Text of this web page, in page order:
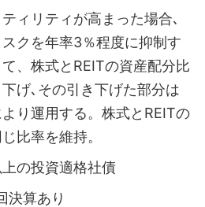
ィリティが高まった場合､
クを年率3％程度に抑制す
、株式とREITの資産配分比
げ､その引き下げた部分は
り運用する。株式とREITの
比率を維持。
の投資適格社債
決算あり